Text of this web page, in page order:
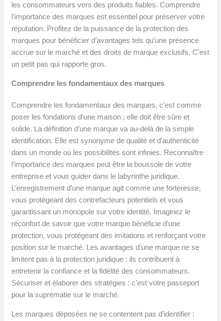
les consommateurs vers des produits fiables. Comprendre
l’importance des marques est essentiel pour préserver votre
réputation. Profitez de la puissance de la protection des
marques pour bénéficier d’avantages tels qu’une présence
accrue sur le marché et des droits de marque exclusifs. C’est
un petit pas qui rapporte gros.
Comprendre les fondamentaux des marques
Comprendre les fondamentaux des marques, c’est comme
poser les fondations d’une maison ; elle doit être sûre et
solide. La définition d’une marque va au-delà de la simple
identification. Elle est synonyme de qualité et d’authenticité
dans un monde où les possibilités sont infinies. Reconnaître
l’importance des marques peut être la boussole de votre
entreprise et vous guider dans le labyrinthe juridique.
L’enregistrement d’une marque agit comme une forteresse,
vous protégeant des contrefacteurs potentiels et vous
garantissant un monopole sur votre identité. Imaginez le
réconfort de savoir que votre marque bénéficie d’une
protection, vous protégeant des imitations et renforçant votre
position sur le marché. Les avantages d’une marque ne se
limitent pas à la protection juridique : ils contribuent à
entretenir la confiance et la fidélité des consommateurs.
Sécuriser et élaborer des stratégies : c’est votre passeport
pour la suprématie sur le marché.
Les marques déposées ne se contentent pas d’identifier :